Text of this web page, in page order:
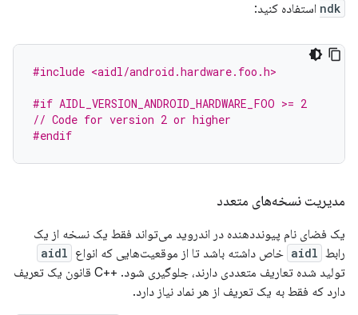
ndk استفاده کنید:
#include <aidl/android.hardware.foo.h>
#if AIDL_VERSION_ANDROID_HARDWARE_FOO >= 2
// Code for version 2 or higher
#endif
مدیریت نسخه‌های متعدد
یک فضای نام پیونددهنده در اندروید می‌تواند فقط یک نسخه از یک
رابط aidl خاص داشته باشد تا از موقعیت‌هایی که انواع aidl
تولید شده تعاریف متعددی دارند، جلوگیری شود. ++C قانون یک تعریف
دارد که فقط به یک تعریف از هر نماد نیاز دارد.